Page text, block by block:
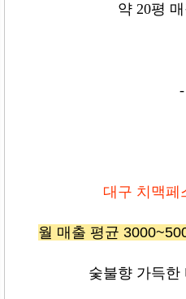
약 20평
-
대구 치맥페
월 매출 평균
숯불향 가득한